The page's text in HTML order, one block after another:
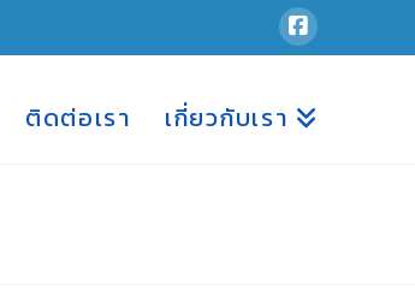
ติดต่อเรา เกี่ยวกับเรา